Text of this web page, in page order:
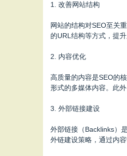
1. 改善网站结构
网站的结构对SEO至关
的URL结构等方式，提
2. 内容优化
高质量的内容是SEO的
形式的多媒体内容。此
3. 外部链接建设
外部链接（Backlinks）
外链建设策略，通过内